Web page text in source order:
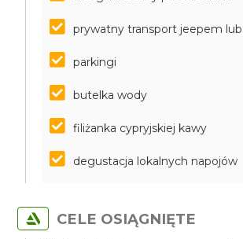
prywatny transport jeepem
parkingi
butelka wody
filiżanka cypryjskiej kawy
degustacja lokalnych napojów
CELE OSIĄGNIĘTE